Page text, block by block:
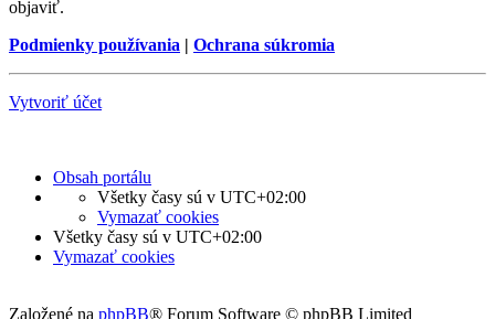
objaviť.
Podmienky používania | Ochrana súkromia
Vytvoriť účet
Obsah portálu
Všetky časy sú v UTC+02:00
Vymazať cookies
Všetky časy sú v UTC+02:00
Vymazať cookies
Založené na phpBB® Forum Software © phpBB Limited